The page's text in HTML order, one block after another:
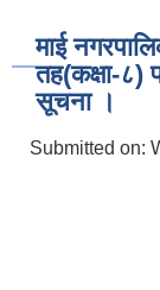
माई
तह(कक्षा-८)
सूचना ।
Submitted on: